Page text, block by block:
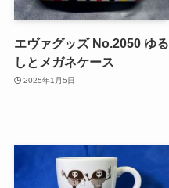
エヴァグッズ No.2050 ゆる
しとメガネケース
2025年1月5日